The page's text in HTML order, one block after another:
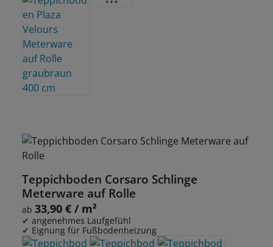
Teppichboden Corsaro Schlinge
Meterware auf Rolle
Regulärer Preis:
ab 33,90 € / m²
angenehmes Laufgefühl
Eignung für Fußbodenheizung